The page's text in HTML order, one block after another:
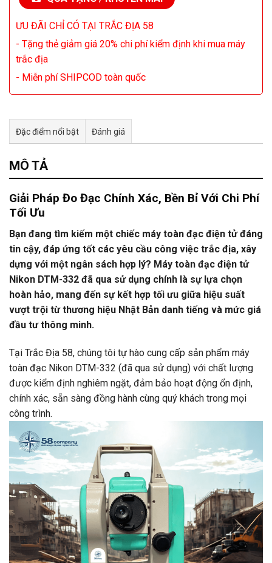
ƯU ĐÃI CHỈ CÓ TẠI TRẮC ĐỊA 58
- Tặng thẻ giảm giá 20% chi phí kiểm định khi mua máy
trắc địa
- Miễn phí SHIPCOD toàn quốc
Đặc điểm nổi bật Đánh giá
Tư vấn & bán hàng qua Facebook
MÔ TẢ
Giải Pháp Đo Đạc Chính Xác, Bền Bỉ Với Chi Phí
Tối Ưu
Bạn đang tìm kiếm một chiếc máy toàn đạc điện tử đáng
tin cậy, đáp ứng tốt các yêu cầu công việc trắc địa, xây
dựng với một ngân sách hợp lý? Máy toàn đạc điện tử
Nikon DTM-332 đã qua sử dụng chính là sự lựa chọn
hoàn hảo, mang đến sự kết hợp tối ưu giữa hiệu suất
vượt trội từ thương hiệu Nhật Bản danh tiếng và mức giá
đầu tư thông minh.
Tại Trắc Địa 58, chúng tôi tự hào cung cấp sản phẩm máy
toàn đạc Nikon DTM-332 (đã qua sử dụng) với chất lượng
được kiểm định nghiêm ngặt, đảm bảo hoạt động ổn định,
chính xác, sẵn sàng đồng hành cùng quý khách trong mọi
công trình.